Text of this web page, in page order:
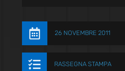
 26 NOVEMBRE 2011
 RASSEGNA STAMPA